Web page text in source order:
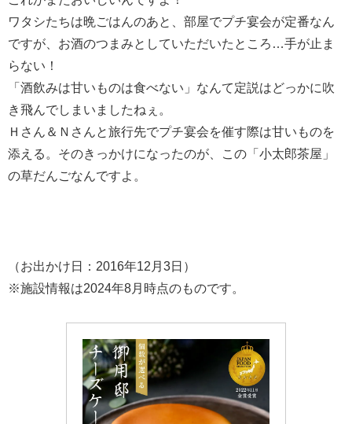
ワタシたちは晩ごはんのあと、部屋でプチ宴会が定番なん
ですが、お酒のつまみとしていただいたところ…手が止ま
らない！
「酒飲みは甘いものは食べない」なんて定説はどっかに吹
き飛んでしまいましたねぇ。
Ｈさん＆Ｎさんと旅行先でプチ宴会を催す際は甘いものを
添える。そのきっかけになったのが、この「小太郎茶屋」
の草だんごなんですよ。
（お出かけ日：2016年12月3日）
※施設情報は2024年8月時点のものです。